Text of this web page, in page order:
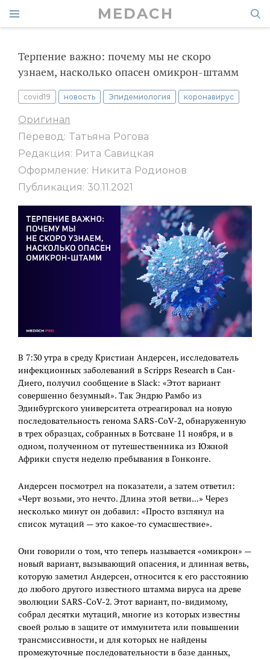
MEDACH
Терпение важно: почему мы не скоро
узнаем, насколько опасен омикрон-штамм
covid19 новость Эпидемиология коронавирус
Оригинал
Перевод: Татьяна Рогова
Редакция: Рита Савицкая
Оформление: Никита Родионов
Публикация: 30.11.2021
В 7:30 утра в среду Кристиан Андерсен, исследователь
инфекционных заболеваний в Scripps Research в Сан-
Диего, получил сообщение в Slack: «Этот вариант
совершенно безумный». Так Эндрю Рамбо из
Эдинбургского университета отреагировал на новую
последовательность генома SARS-CoV-2, обнаруженную
в трех образцах, собранных в Ботсване 11 ноября, и в
одном, полученном от путешественника из Южной
Африки спустя неделю пребывания в Гонконге.
Андерсен посмотрел на показатели, а затем ответил:
«Черт возьми, это нечто. Длина этой ветви...» Через
несколько минут он добавил: «Просто взглянул на
список мутаций — это какое-то сумасшествие».
Они говорили о том, что теперь называется «омикрон» —
новый вариант, вызывающий опасения, и длинная ветвь,
которую заметил Андерсен, относится к его расстоянию
до любого другого известного штамма вируса на древе
эволюции SARS-CoV-2. Этот вариант, по-видимому,
собрал десятки мутаций, многие из которых известны
своей ролью в защите от иммунитета или повышении
трансмиссивности, и для которых не найдены
промежуточные последовательности в базе данных,